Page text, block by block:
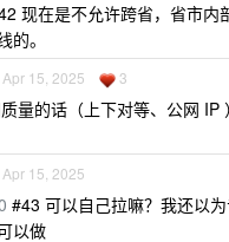
现在是不允许跨省，省市内
的。
Apr 15, 2025 3
量的话（上下对等、公网 IP
Apr 15, 2025
#43 可以自己拉嘛？我还以
以做